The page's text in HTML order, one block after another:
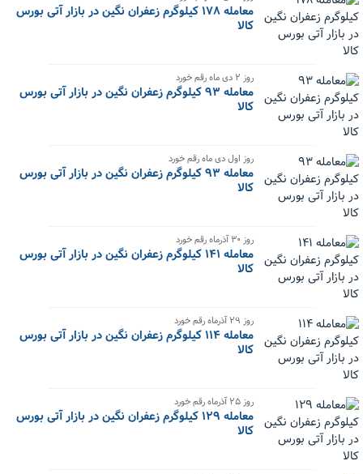
معامله ۱۷۸ کیلوگرم زعفران نگین در بازار آتی بورس
کالا
‌روز ۲ دی ماه رقم خورد
معامله ۹۳ کیلوگرم زعفران نگین در بازار آتی بورس
کالا
‌روز اول دی ماه رقم خورد
معامله ۹۳ کیلوگرم زعفران نگین در بازار آتی بورس
کالا
‌روز ۳۰ آذرماه رقم خورد
معامله ۱۴۱ کیلوگرم زعفران نگین در بازار آتی بورس
کالا
‌روز ۲۹ آذرماه رقم خورد
معامله ۱۱۴ کیلوگرم زعفران نگین در بازار آتی بورس
کالا
‌روز ۲۵ آذرماه رقم خورد
معامله ۱۲۹ کیلوگرم زعفران نگین در بازار آتی بورس
کالا